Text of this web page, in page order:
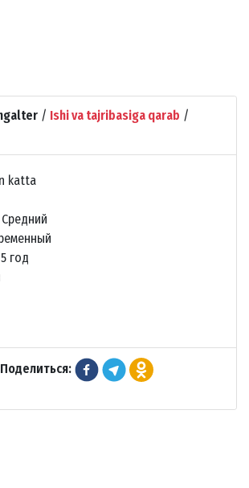
/ Ishi va tajribasiga qarab /
katta
Средний
5 год
Поделиться: